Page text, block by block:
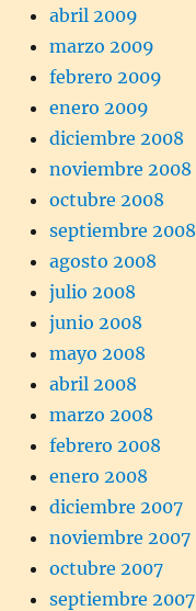
abril 2009
marzo 2009
febrero 2009
enero 2009
diciembre 2008
noviembre 2008
octubre 2008
septiembre 2008
agosto 2008
julio 2008
junio 2008
mayo 2008
abril 2008
marzo 2008
febrero 2008
enero 2008
diciembre 2007
noviembre 2007
octubre 2007
septiembre 2007